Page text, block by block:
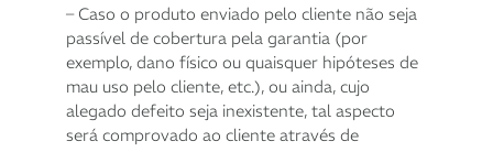
– Caso o produto enviado pelo cliente não seja
passível de cobertura pela garantia (por
exemplo, dano físico ou quaisquer hipóteses de
mau uso pelo cliente, etc.), ou ainda, cujo
alegado defeito seja inexistente, tal aspecto
será comprovado ao cliente através de